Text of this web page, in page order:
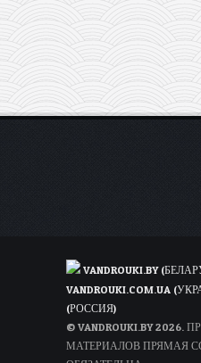
год
вперед
VANDROUKI.BY
VANDROUKI.COM.UA
(РОССИЯ)
© VANDROUKI.BY
МАТЕРИАЛОВ ПРЯМАЯ